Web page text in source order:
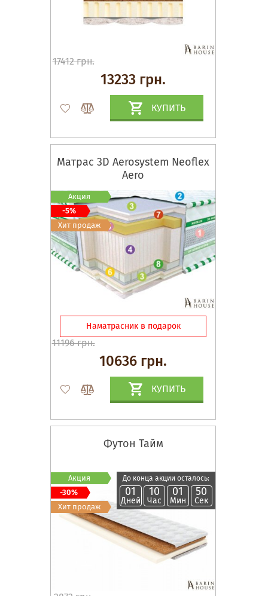
17412 грн.
13233 грн.
КУПИТЬ
Матрас 3D Aerosystem Neoflex
Aero
Наматрасник в подарок
11196 грн.
10636 грн.
КУПИТЬ
Акция
-5%
Хит продаж
Футон Тайм
До конца акции осталось:
01
Дней
10
Час
01
Мин
49
Сек
Акция
-30%
Хит продаж